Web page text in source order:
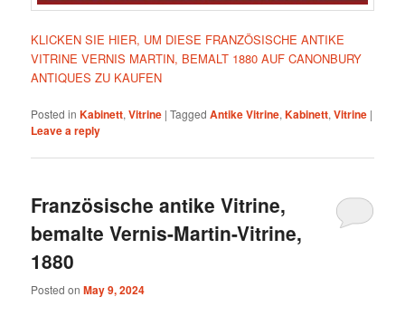
KLICKEN SIE HIER, UM DIESE FRANZÖSISCHE ANTIKE
VITRINE VERNIS MARTIN, BEMALT 1880 AUF CANONBURY
ANTIQUES ZU KAUFEN
Posted in Kabinett,Vitrine |Tagged Antike Vitrine,Kabinett,Vitrine |
Leave a reply
Französische antike Vitrine,
bemalte Vernis-Martin-Vitrine,
1880
Posted onMay 9, 2024